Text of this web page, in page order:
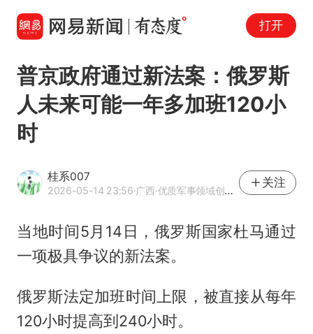
打开
普京政府通过新法案：俄罗斯
人未来可能一年多加班120小
时
桂系007
2026-05-14 23:56·广西·优质军事领域创作者
关注
当地时间5月14日，俄罗斯国家杜马通过
一项极具争议的新法案。
俄罗斯法定加班时间上限，被直接从每年
120小时提高到240小时。